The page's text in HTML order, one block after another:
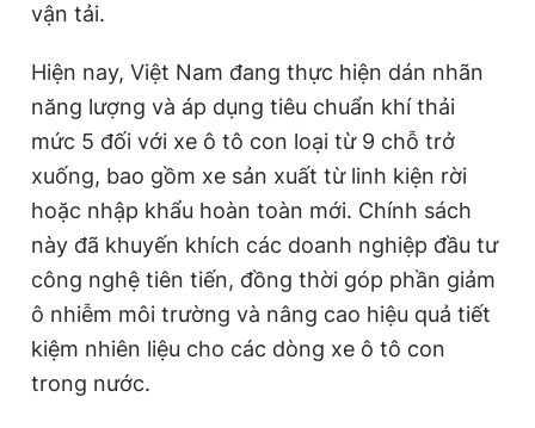
vận tải.
Hiện nay, Việt Nam đang thực hiện dán nhãn
năng lượng và áp dụng tiêu chuẩn khí thải
mức 5 đối với xe ô tô con loại từ 9 chỗ trở
xuống, bao gồm xe sản xuất từ linh kiện rời
hoặc nhập khẩu hoàn toàn mới. Chính sách
này đã khuyến khích các doanh nghiệp đầu tư
công nghệ tiên tiến, đồng thời góp phần giảm
ô nhiễm môi trường và nâng cao hiệu quả tiết
kiệm nhiên liệu cho các dòng xe ô tô con
trong nước.